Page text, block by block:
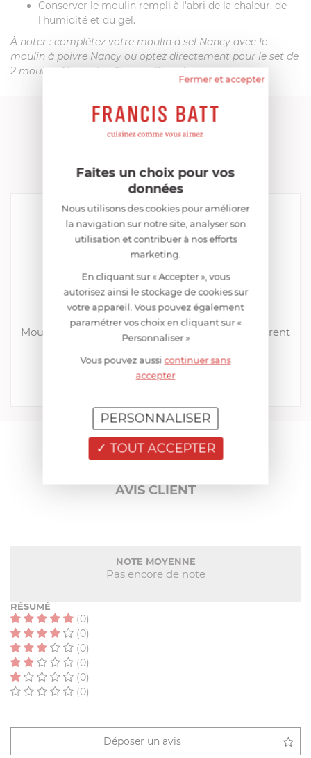
Conserver le moulin rempli à l'abri de la chaleur, de
l'humidité et du gel.
À noter : complétez votre moulin à sel Nancy avec le
moulin à poivre Nancy ou optez directement pour le set de
2 moulins Nancy (en 12cm ou18 cm).
FRANCIS BATT RECOMMANDE
AUTRES RÉFÉRENCES
PEUGEOT
Moulin à Sel Manuel 12 cm en Acrylique Transparent
NANCY
EN STOCK - ENVOI SOUS 24/48H
29,52 €
AIDE AU CHOIX
AVIS CLIENT
NOTE MOYENNE
Pas encore de note
RÉSUMÉ
(0)
(0)
(0)
(0)
(0)
(0)
Déposer un avis
Fermer et accepter
Faites un choix pour vos
données
Nous utilisons des cookies pour améliorer
la navigation sur notre site, analyser son
utilisation et contribuer à nos efforts
marketing.
En cliquant sur « Accepter », vous
autorisez ainsi le stockage de cookies sur
votre appareil. Vous pouvez également
paramétrer vos choix en cliquant sur «
Personnaliser »
Vous pouvez aussicontinuer sans
accepter
TOUT ACCEPTER
PERSONNALISER